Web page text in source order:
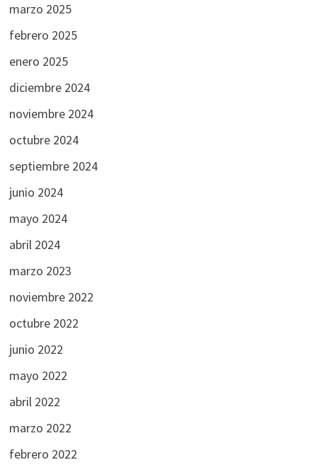
marzo 2025
febrero 2025
enero 2025
diciembre 2024
noviembre 2024
octubre 2024
septiembre 2024
junio 2024
mayo 2024
abril 2024
marzo 2023
noviembre 2022
octubre 2022
junio 2022
mayo 2022
abril 2022
marzo 2022
febrero 2022